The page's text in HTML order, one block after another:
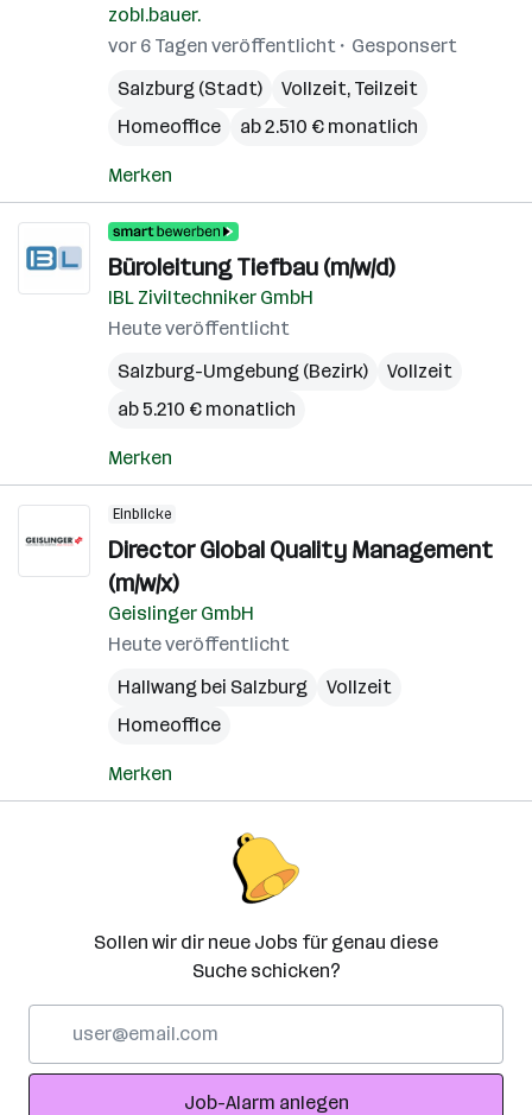
zobl.bauer.
vor 6 Tagen veröffentlicht
Gesponsert
Salzburg (Stadt)
Vollzeit, Teilzeit
Homeoffice
ab 2.510 € monatlich
Merken
Büroleitung Tiefbau (m/w/d)
IBL Ziviltechniker GmbH
Heute veröffentlicht
Salzburg-Umgebung (Bezirk)
Vollzeit
ab 5.210 € monatlich
Merken
Einblicke
Director Global Quality Management
(m/w/x)
Geislinger GmbH
Heute veröffentlicht
Hallwang bei Salzburg
Vollzeit
Homeoffice
Merken
Sollen wir dir neue Jobs für genau diese
Suche schicken?
Adresse
Job-Alarm anlegen